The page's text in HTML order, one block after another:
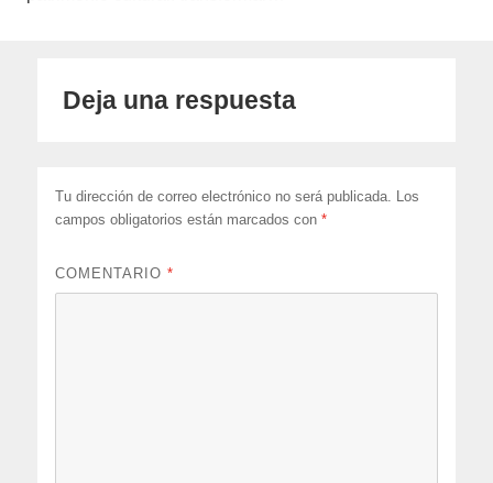
Deja una respuesta
Tu dirección de correo electrónico no será publicada. Los
campos obligatorios están marcados con*
COMENTARIO*